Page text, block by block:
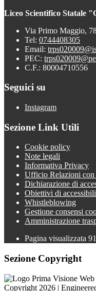
Liceo Scientifico Statale
Via Primo Maggio,
Tel: 0744408305
Email:
PEC:
C.F.: 80004710556
Seguici su
Instagram
Sezione Link Utili
Cookie policy
Note legali
Informativa Privacy
Ufficio Relazioni
Dichiarazione di
Obiettivi di
Whistleblowing
Gestione consensi
Amministrazione
Pagina visualizzata
Sezione Copyright
Copyright 2026 |